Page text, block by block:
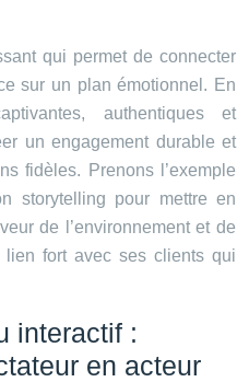
qui permet de connecter
sur un plan émotionnel. En
authentiques et
un engagement durable et
fidèles. Prenons l’exemple
storytelling pour mettre en
de l’environnement et de
fort avec ses clients qui
interactif :
en acteur